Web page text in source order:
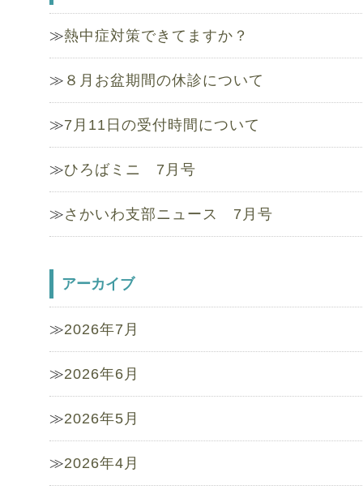
熱中症対策できてますか？
８月お盆期間の休診について
7月11日の受付時間について
ひろばミニ 7月号
さかいわ支部ニュース 7月号
アーカイブ
2026年7月
2026年6月
2026年5月
2026年4月